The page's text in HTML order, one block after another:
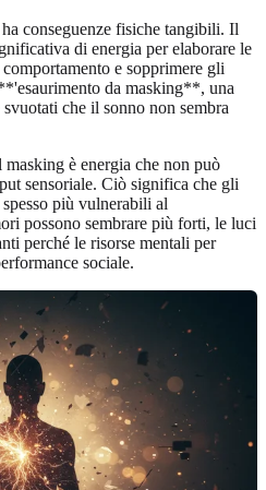
conseguenze fisiche tangibili. Il
di energia per elaborare le
e sopprimere gli
da masking**, una
svuotati che il sonno non sembra
è energia che non può
sensoriale. Ciò significa che gli
più vulnerabili al
possono sembrare più forti, le luci
perché le risorse mentali per
sociale.